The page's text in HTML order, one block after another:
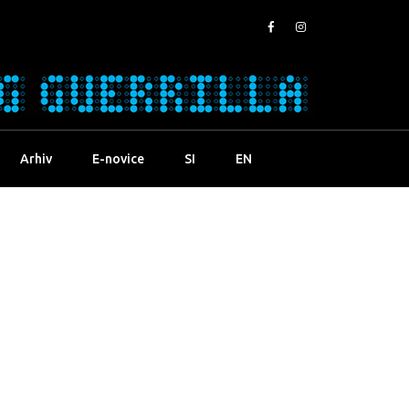
Arhiv E-novice SI EN